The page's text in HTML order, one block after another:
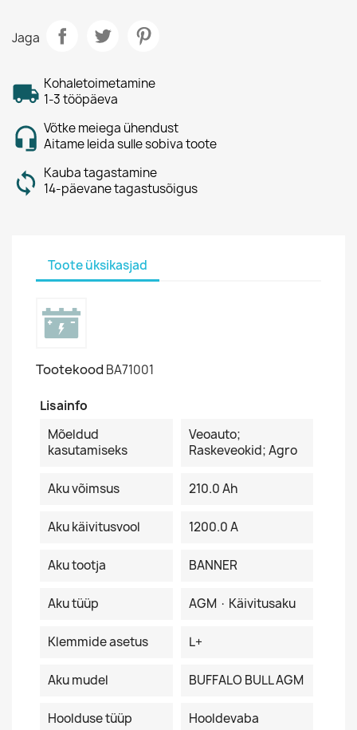
Jaga
Kohaletoimetamine
1-3 tööpäeva
Võtke meiega ühendust
Aitame leida sulle sobiva toote
Kauba tagastamine
14-päevane tagastusõigus
Toote üksikasjad
Tootekood BA71001
Lisainfo
Mõeldud
kasutamiseks
Veoauto;
Raskeveokid; Agro
Aku võimsus 210.0 Ah
Aku käivitusvool 1200.0 A
Aku tootja BANNER
Aku tüüp AGM · Käivitusaku
Klemmide asetus L+
Aku mudel BUFFALO BULL AGM
Hoolduse tüüp Hooldevaba